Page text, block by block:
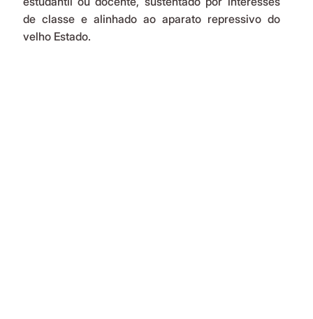
de classe e alinhado ao aparato repressivo do
velho Estado.